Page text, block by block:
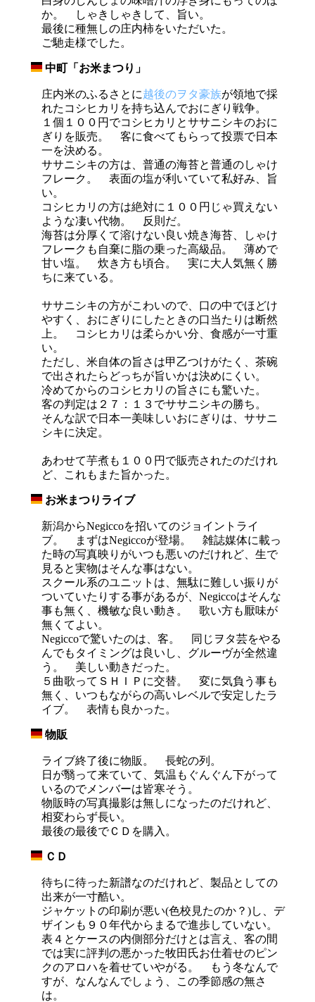
か。 しゃきしゃきして、旨い。
最後に種無しの庄内柿をいただいた。
ご馳走様でした。
中町「お米まつり」
庄内米のふるさとに越後のヲタ豪族が領地で採
れたコシヒカリを持ち込んでおにぎり戦争。
１個１００円でコシヒカリとササニシキのおに
ぎりを販売。 客に食べてもらって投票で日本
一を決める。
ササニシキの方は、普通の海苔と普通のしゃけ
フレーク。 表面の塩が利いていて私好み、旨
い。
コシヒカリの方は絶対に１００円じゃ買えない
ような凄い代物。 反則だ。
海苔は分厚くて溶けない良い焼き海苔、しゃけ
フレークも自棄に脂の乗った高級品。 薄めで
甘い塩。 炊き方も頃合。 実に大人気無く勝
ちに来ている。
ササニシキの方がこわいので、口の中でほどけ
やすく、おにぎりにしたときの口当たりは断然
上。 コシヒカリは柔らかい分、食感が一寸重
い。
ただし、米自体の旨さは甲乙つけがたく、茶碗
で出されたらどっちが旨いかは決めにくい。
冷めてからのコシヒカリの旨さにも驚いた。
客の判定は２７：１３でササニシキの勝ち。
そんな訳で日本一美味しいおにぎりは、ササニ
シキに決定。
あわせて芋煮も１００円で販売されたのだけれ
ど、これもまた旨かった。
お米まつりライブ
新潟からNegiccoを招いてのジョイントライ
ブ。 まずはNegiccoが登場。 雑誌媒体に載っ
た時の写真映りがいつも悪いのだけれど、生で
見ると実物はそんな事はない。
スクール系のユニットは、無駄に難しい振りが
ついていたりする事があるが、Negiccoはそんな
事も無く、機敏な良い動き。 歌い方も厭味が
無くてよい。
Negiccoで驚いたのは、客。 同じヲタ芸をやる
んでもタイミングは良いし、グルーヴが全然違
う。 美しい動きだった。
５曲歌ってＳＨＩＰに交替。 変に気負う事も
無く、いつもながらの高いレベルで安定したラ
イブ。 表情も良かった。
物販
ライブ終了後に物販。 長蛇の列。
日が翳って来ていて、気温もぐんぐん下がって
いるのでメンバーは皆寒そう。
物販時の写真撮影は無しになったのだけれど、
相変わらず長い。
最後の最後でＣＤを購入。
ＣＤ
待ちに待った新譜なのだけれど、製品としての
出来が一寸酷い。
ジャケットの印刷が悪い(色校見たのか？)し、デ
ザインも９０年代からまるで進歩していない。
表４とケースの内側部分だけとは言え、客の間
では実に評判の悪かった牧田氏お仕着せのピン
クのアロハを着せていやがる。 もう冬なんで
すが、なんなんでしょう、この季節感の無さ
は。